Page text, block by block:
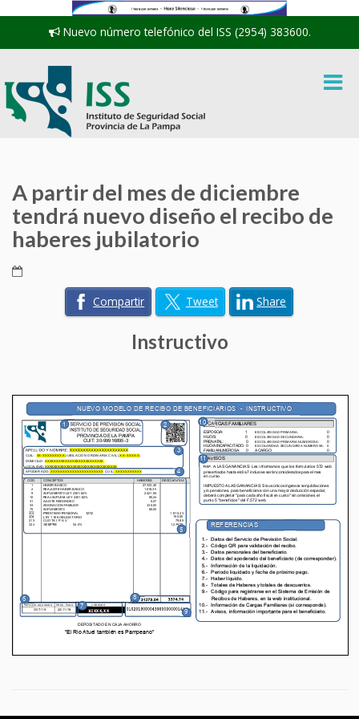
Nuevo número telefónico del ISS (2954) 383600.
A partir del mes de diciembre
tendrá nuevo diseño el recibo de
haberes jubilatorio
Compartir Tweet Share
Instructivo